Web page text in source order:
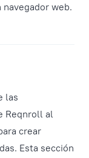
web.
las
Reqnroll al
crear
Esta sección